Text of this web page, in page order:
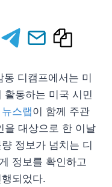
디캠프에서는 미
활동하는 미국 시민
스랩이 함께 주관
을 대상으로 한 이날
정보가 넘치는 디
정보를 확인하고
되었다.